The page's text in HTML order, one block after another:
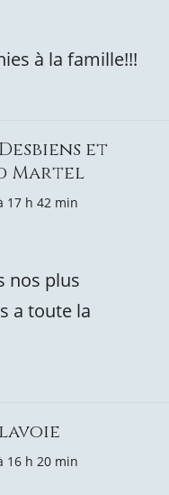
à la famille!!!
et
Martel
17 h 42 min
nos plus
a toute la
16 h 20 min